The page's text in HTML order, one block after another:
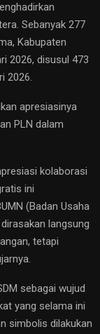
Sebanyak 277
Kabupaten
2026, disusul 473
2026.
apresiasinya
PLN dalam
kolaborasi
ini
(Badan Usaha
langsung
tetapi
sebagai wujud
yang selama ini
simbolis dilakukan